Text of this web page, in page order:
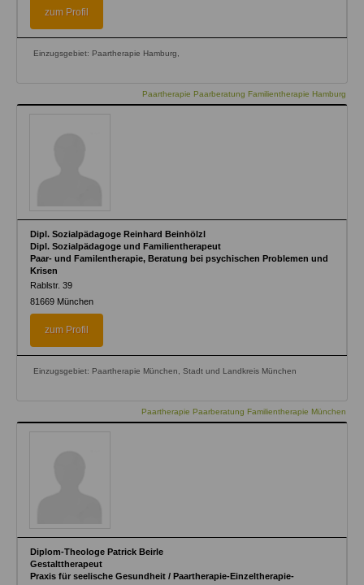
zum Profil
Einzugsgebiet: Paartherapie Hamburg,
Paartherapie Paarberatung Familientherapie Hamburg
Dipl. Sozialpädagoge Reinhard Beinhölzl
Dipl. Sozialpädagoge und Familientherapeut
Paar- und Familentherapie, Beratung bei psychischen Problemen und
Krisen
Rablstr. 39
81669 München
zum Profil
Einzugsgebiet: Paartherapie München, Stadt und Landkreis München
Paartherapie Paarberatung Familientherapie München
Diplom-Theologe Patrick Beirle
Gestalttherapeut
Praxis für seelische Gesundheit / Paartherapie-Einzeltherapie-